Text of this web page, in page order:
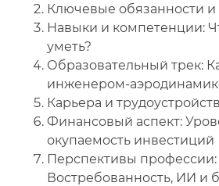
Ключевые обязанности и
Навыки и компетенции:
уметь?
Образовательный трек:
инженером-
Карьера и
Финансовый аспект:
окупаемость инвестиций
Перспективы профессии:
Востребованность, ИИ и